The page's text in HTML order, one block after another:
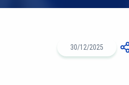
30/12/2025